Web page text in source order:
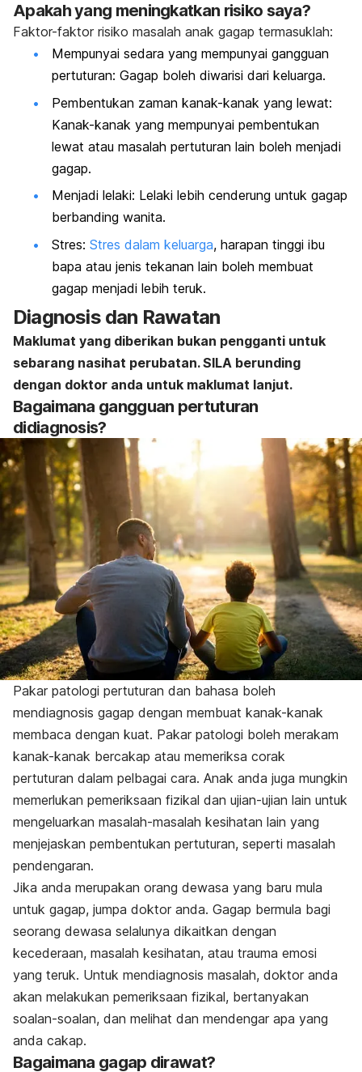
Apakah yang meningkatkan risiko saya?
Faktor-faktor risiko masalah anak gagap termasuklah:
Mempunyai sedara yang mempunyai gangguan
pertuturan: Gagap boleh diwarisi dari keluarga.
Pembentukan zaman kanak-kanak yang lewat:
Kanak-kanak yang mempunyai pembentukan
lewat atau masalah pertuturan lain boleh menjadi
gagap.
Menjadi lelaki: Lelaki lebih cenderung untuk gagap
berbanding wanita.
Stres: Stres dalam keluarga, harapan tinggi ibu
bapa atau jenis tekanan lain boleh membuat
gagap menjadi lebih teruk.
Diagnosis dan Rawatan
Maklumat yang diberikan bukan pengganti untuk
sebarang nasihat perubatan. SILA berunding
dengan doktor anda untuk maklumat lanjut.
Bagaimana gangguan pertuturan
didiagnosis?
Pakar patologi pertuturan dan bahasa boleh
mendiagnosis gagap dengan membuat kanak-kanak
membaca dengan kuat. Pakar patologi boleh merakam
kanak-kanak bercakap atau memeriksa corak
pertuturan dalam pelbagai cara. Anak anda juga mungkin
memerlukan pemeriksaan fizikal dan ujian-ujian lain untuk
mengeluarkan masalah-masalah kesihatan lain yang
menjejaskan pembentukan pertuturan, seperti masalah
pendengaran.
Jika anda merupakan orang dewasa yang baru mula
untuk gagap, jumpa doktor anda. Gagap bermula bagi
seorang dewasa selalunya dikaitkan dengan
kecederaan, masalah kesihatan, atau trauma emosi
yang teruk. Untuk mendiagnosis masalah, doktor anda
akan melakukan pemeriksaan fizikal, bertanyakan
soalan-soalan, dan melihat dan mendengar apa yang
anda cakap‍.
Bagaimana gagap dirawat?